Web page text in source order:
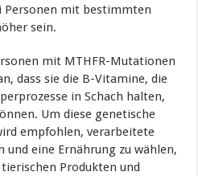
Personen mit bestimmten
sein.
mit MTHFR-Mutationen
dass sie die B-Vitamine, die
in Schach halten,
Um diese genetische
empfohlen, verarbeitete
und eine Ernährung zu wählen,
Produkten und